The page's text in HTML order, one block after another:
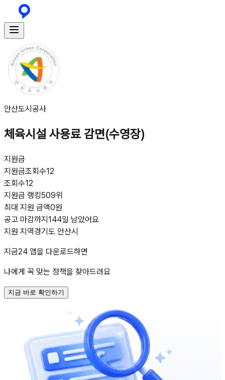
안산도시공사
체육시설 사용료 감면(수영장)
지원금
지원금조회수12
조회수12
지원금 랭킹509위
최대 지원 금액0원
공고 마감까지144일 남았어요
지원 지역경기도 안산시
지금24 앱을 다운로드하면
나에게 꼭 맞는 정책을 찾아드려요
지금 바로 확인하기